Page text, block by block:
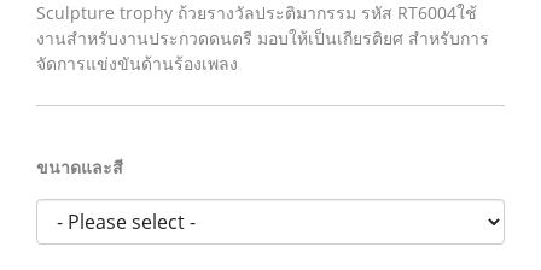
Sculpture trophy ถ้วยรางวัลประติมากรรม รหัส RT6004ใช้
งานสำหรับงานประกวดดนตรี มอบให้เป็นเกียรติยศ สำหรับการ
จัดการแข่งขันด้านร้องเพลง
ขนาดและสี